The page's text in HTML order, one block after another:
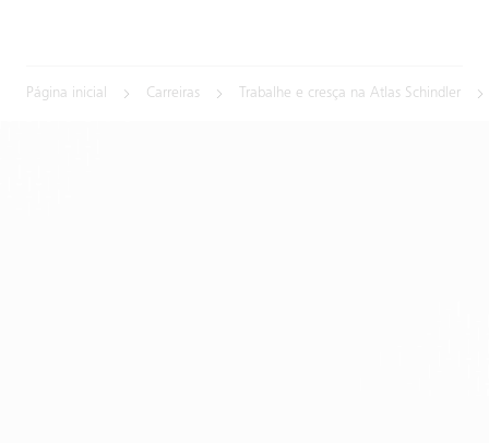
Página inicial Carreiras Trabalhe e cresça na Atlas Schindler